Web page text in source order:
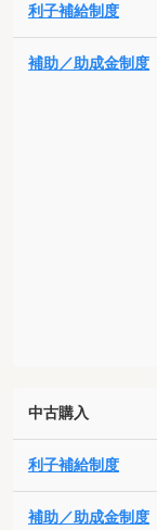
利子補給制度
補助／助成金制度
中古購入
利子補給制度
補助／助成金制度